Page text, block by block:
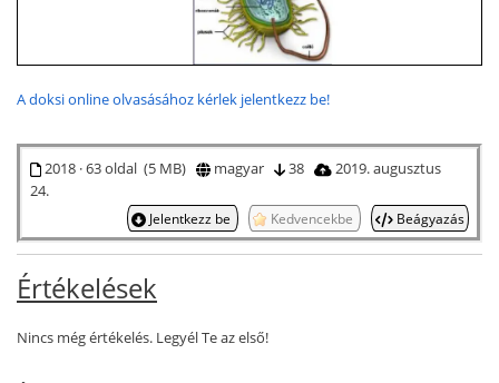
A doksi online olvasásához kérlek jelentkezz be!
2018 · 63 oldal (5 MB) magyar 38
2019. augusztus
24.
Jelentkezz be Kedvencekbe Beágyazás
Értékelések
Nincs még értékelés. Legyél Te az első!